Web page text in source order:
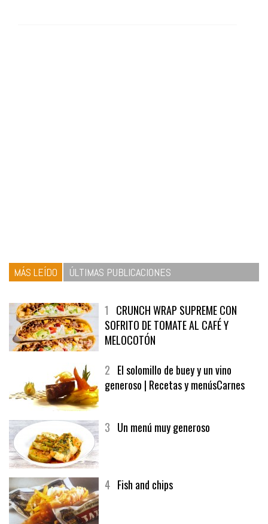
MÁS LEÍDO ÚLTIMAS PUBLICACIONES
1 CRUNCH WRAP SUPREME CON
SOFRITO DE TOMATE AL CAFÉ Y
MELOCOTÓN
2 El solomillo de buey y un vino
generoso | Recetas y menúsCarnes
3 Un menú muy generoso
4 Fish and chips